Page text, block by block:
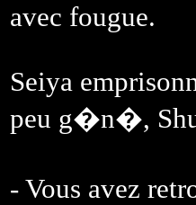
avec fougue.
Seiya
peu g�n�,
- Vous avez